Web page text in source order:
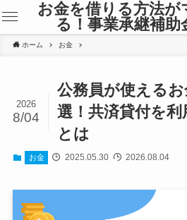
お金を借りる方法
る！事業承継補助
ホーム お金
公務員が使える
選！共済貸付を
とは
2026
8/04
お金 2025.05.30 2026.08.04